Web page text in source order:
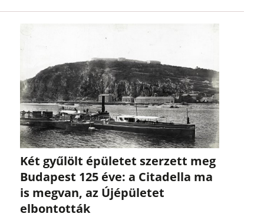
Két gyűlölt épületet szerzett meg
Budapest 125 éve: a Citadella ma
is megvan, az Újépületet
elbontották